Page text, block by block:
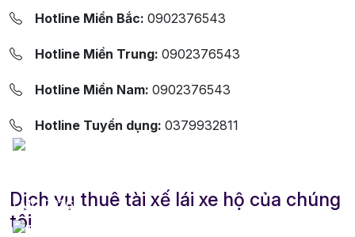
Hotline Miền Bắc: 0902376543
Hotline Miền Trung: 0902376543
Hotline Miền Nam: 0902376543
Hotline Tuyển dụng: 0379932811
Dịch vụ thuê tài xế lái xe hộ của chúng
tôi